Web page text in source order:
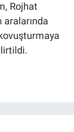
Rojhat
aralarında